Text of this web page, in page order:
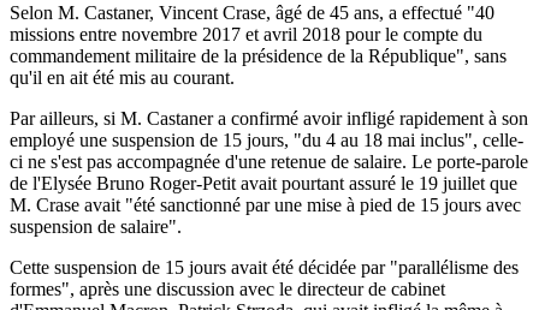
Selon M. Castaner, Vincent Crase, âgé de 45 ans, a effectué "40
missions entre novembre 2017 et avril 2018 pour le compte du
commandement militaire de la présidence de la République", sans
qu'il en ait été mis au courant.
Par ailleurs, si M. Castaner a confirmé avoir infligé rapidement à son
employé une suspension de 15 jours, "du 4 au 18 mai inclus", celle-
ci ne s'est pas accompagnée d'une retenue de salaire. Le porte-parole
de l'Elysée Bruno Roger-Petit avait pourtant assuré le 19 juillet que
M. Crase avait "été sanctionné par une mise à pied de 15 jours avec
suspension de salaire".
Cette suspension de 15 jours avait été décidée par "parallélisme des
formes", après une discussion avec le directeur de cabinet